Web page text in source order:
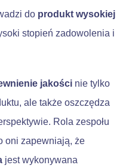
do produkt wysokiej
stopień zadowolenia i
jakości nie tylko
ale także oszczędza
Rola zespołu
oni zapewniają, że
jest wykonywana